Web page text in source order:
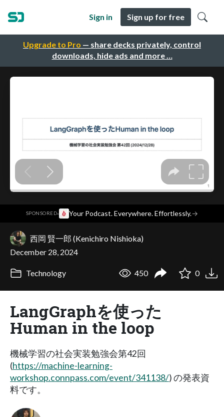
Upgrade to Pro — share decks privately, control
downloads, hide ads and more …
Sign in Sign up for free
SPONSORED· Your Podcast. Everywhere. Effortlessly.→
西岡 賢一郎 (Kenichiro Nishioka)
December 28, 2024
Technology 450 0
LangGraphを使った
Human in the loop
機械学習の社会実装勉強会第42回
(https://machine-learning-
workshop.connpass.com/event/341138/) の発表資
料です。